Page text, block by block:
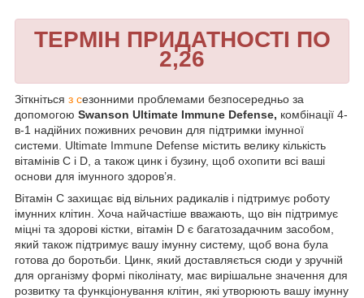
ТЕРМІН ПРИДАТНОСТІ ПО
2,26
Зіткніться з сезонними проблемами безпосередньо за
допомогою Swanson Ultimate Immune Defense, комбінації 4-
в-1 надійних поживних речовин для підтримки імунної
системи. Ultimate Immune Defense містить велику кількість
вітамінів C і D, а також цинк і бузину, щоб охопити всі ваші
основи для імунного здоров’я.
Вітамін С захищає від вільних радикалів і підтримує роботу
імунних клітин. Хоча найчастіше вважають, що він підтримує
міцні та здорові кістки, вітамін D є багатозадачним засобом,
який також підтримує вашу імунну систему, щоб вона була
готова до боротьби. Цинк, який доставляється сюди у зручній
для організму формі піколінату, має вирішальне значення для
розвитку та функціонування клітин, які утворюють вашу імунну